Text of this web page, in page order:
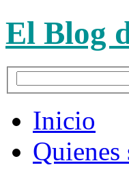
El Blog
Inicio
Quienes